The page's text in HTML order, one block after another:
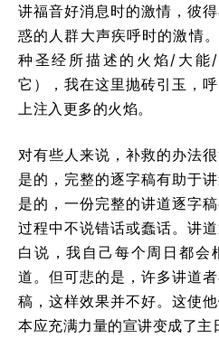
讲福音好消息时的激情，彼
惑的人群大声疾呼时的激情
种圣经所描述的火焰/大能
它），我在这里抛砖引玉，
上注入更多的火焰。
对有些人来说，补救的办法
是的，完整的逐字稿有助于
是的，一份完整的讲道逐字
过程中不说错话或蠢话。讲
白说，我自己每个周日都会
道。但可悲的是，许多讲道
稿，这样效果并不好。这使
本应充满力量的宣讲变成了主